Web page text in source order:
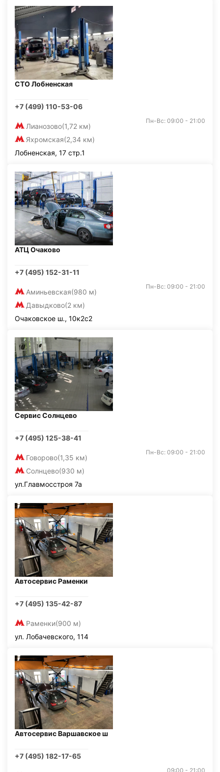
СТО Лобненская
+7 (499) 110-53-06
Лианозово(1,72 км)
Яхромская(2,34 км)
Пн-Вс: 09:00 - 21:00
Лобненская, 17 стр.1
АТЦ Очаково
+7 (495) 152-31-11
Аминьевская(980 м)
Давыдково(2 км)
Пн-Вс: 09:00 - 21:00
Очаковское ш., 10к2с2
Сервис Солнцево
+7 (495) 125-38-41
Говорово(1,35 км)
Солнцево(930 м)
Пн-Вс: 09:00 - 21:00
ул.Главмосстроя 7а
Автосервис Раменки
+7 (495) 135-42-87
Раменки(900 м)
ул. Лобачевского, 114
Автосервис Варшавское ш
+7 (495) 182-17-65
09:00 - 21:00